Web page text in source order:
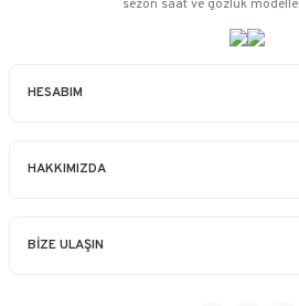
HESABIM
HAKKIMIZDA
BİZE ULAŞIN
sezon saat ve gözlük